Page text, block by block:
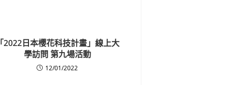
「2022日本櫻花科技計畫」線上大
學訪問 第九場活動
12/01/2022